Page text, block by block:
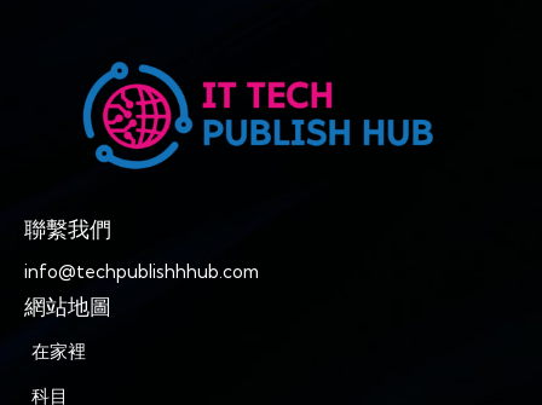
聯繫我們
info@techpublishhhub.com
網站地圖
在家裡
科目